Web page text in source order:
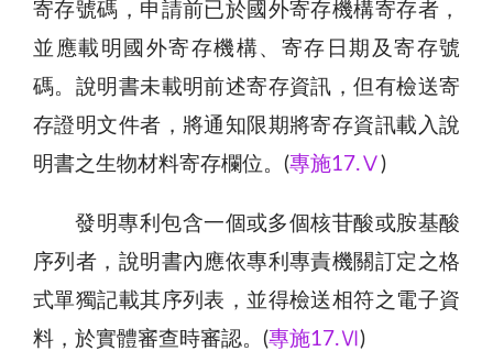
寄存號碼，申請前已於國外寄存機構寄存者，
並應載明國外寄存機構、寄存日期及寄存號
碼。說明書未載明前述寄存資訊，但有檢送寄
存證明文件者，將通知限期將寄存資訊載入說
明書之生物材料寄存欄位。(專施17.Ⅴ )
發明專利包含一個或多個核苷酸或胺基酸
序列者，說明書內應依專利專責機關訂定之格
式單獨記載其序列表，並得檢送相符之電子資
料，於實體審查時審認。(專施17.Ⅵ )